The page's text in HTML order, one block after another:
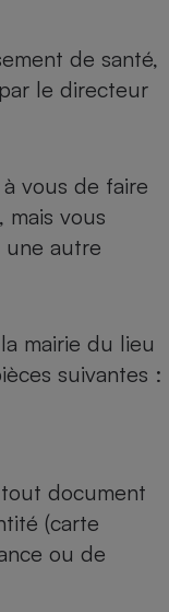
de santé,
le directeur
vous de faire
mais vous
une autre
mairie du lieu
suivantes :
document
(carte
ou de
de cuisson à
Climatiseur -
Ventilateur
mobile -
Smartphone
Climatiseur -
Ventilateur